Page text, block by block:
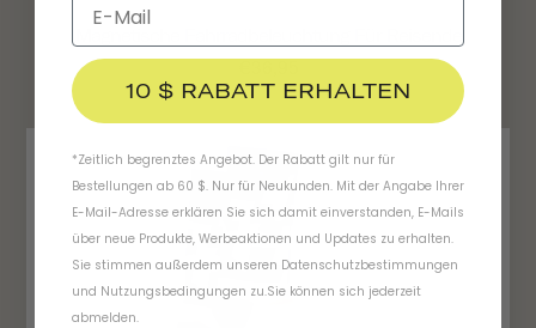
10 $ RABATT ERHALTEN
*Zeitlich begrenztes Angebot. Der Rabatt gilt nur für
Bestellungen ab 60 $. Nur für Neukunden. Mit der Angabe Ihrer
E-Mail-Adresse erklären Sie sich damit einverstanden, E-Mails
über neue Produkte, Werbeaktionen und Updates zu erhalten.
Sie stimmen außerdem unseren Datenschutzbestimmungen
und Nutzungsbedingungen zu.Sie können sich jederzeit
abmelden.